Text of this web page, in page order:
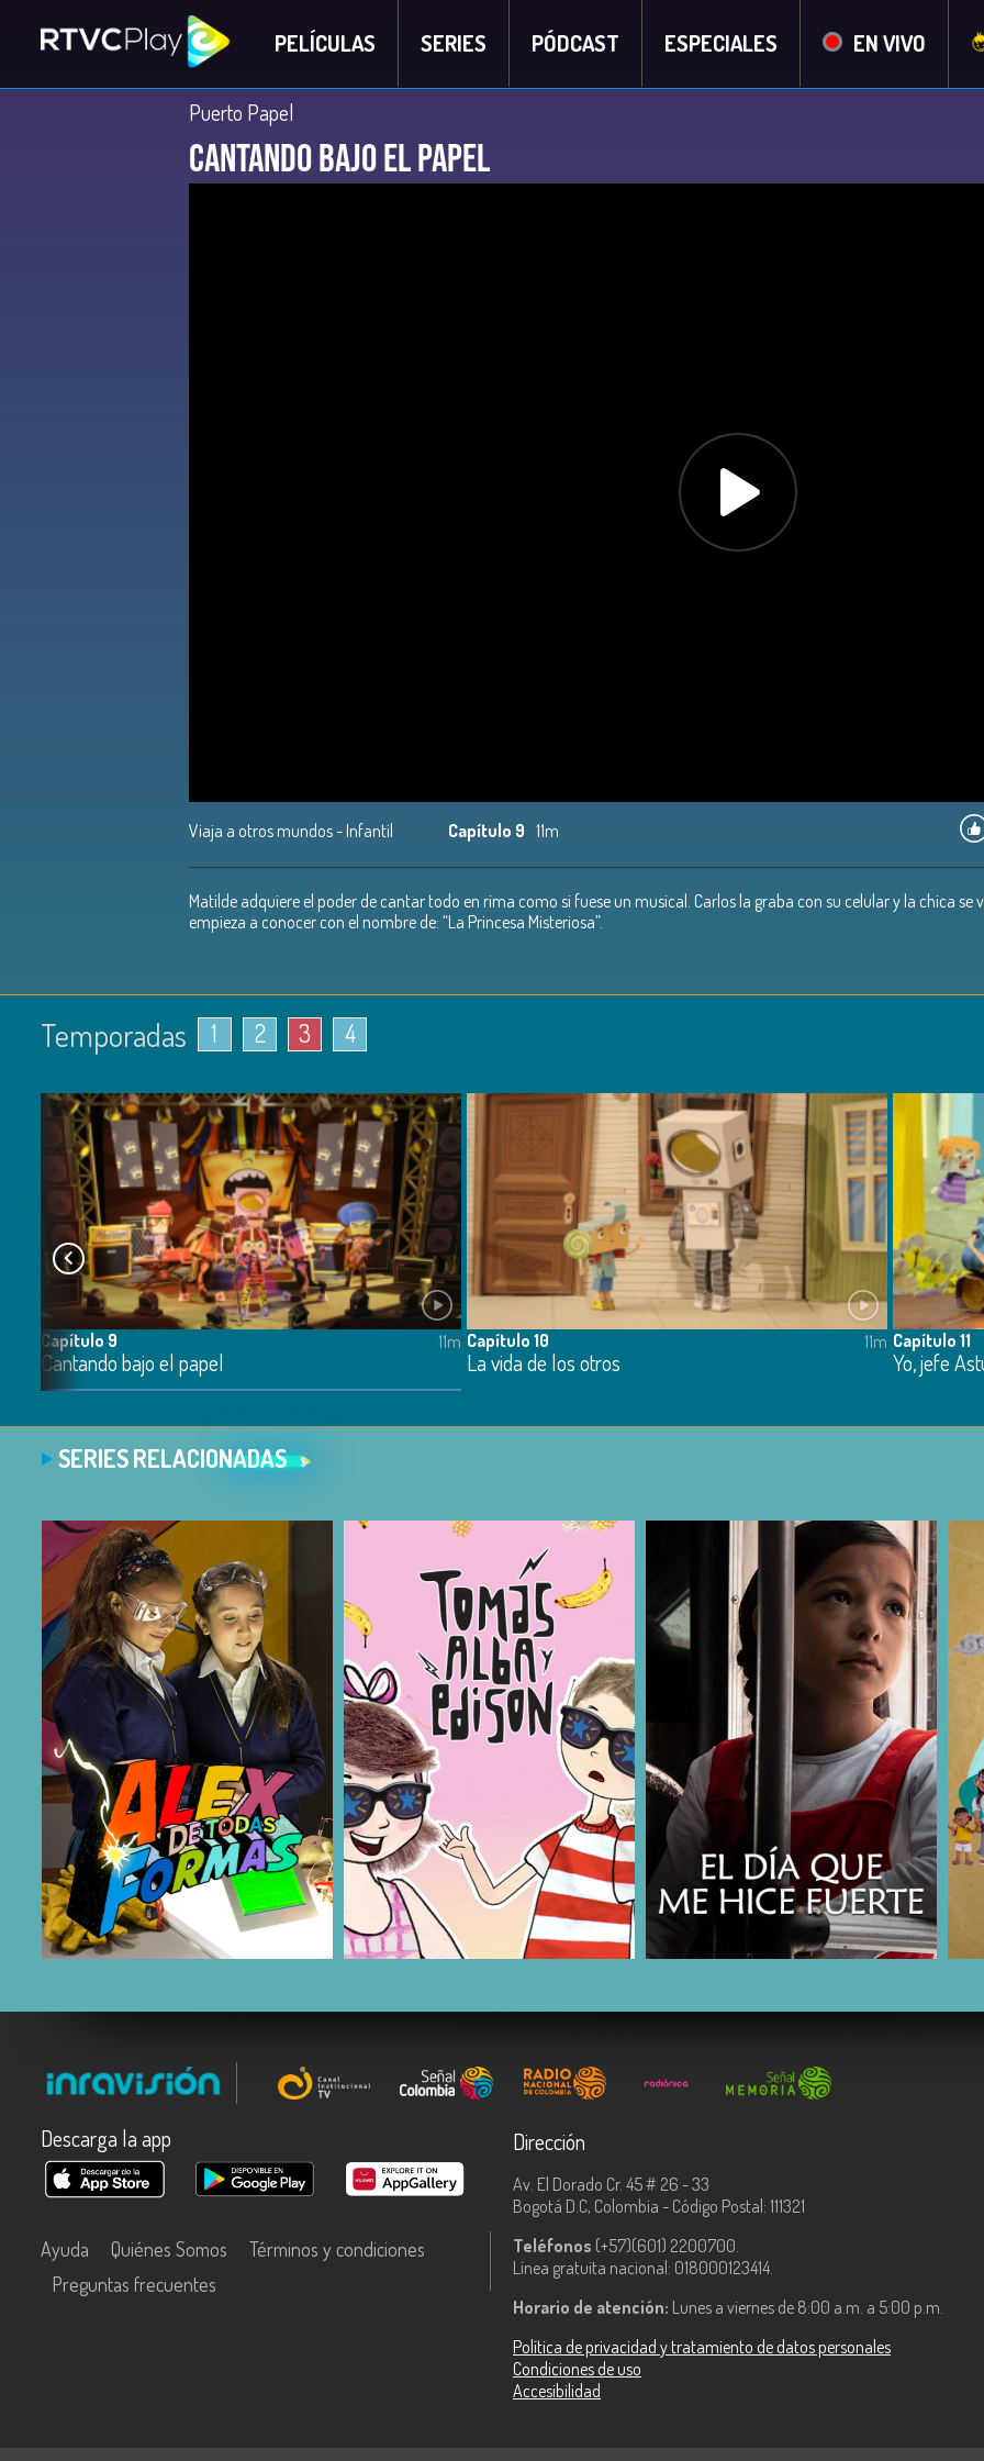
PELÍCULAS SERIES PÓDCAST ESPECIALES EN VIVO
Puerto Papel
Cantando bajo el papel
Viaja a otros mundos - Infantil Capítulo 9 11m
Matilde adquiere el poder de cantar todo en rima como si fuese un musical. Carlos la graba con su celular y la chica se
empieza a conocer con el nombre de: “La Princesa Misteriosa”.
Temporadas 1 2 3 4
Capítulo 9
Cantando bajo el papel
11m Capítulo 10
La vida de los otros
11m Capítulo 11
Yo, jefe
SERIES RELACIONADAS
COMPARTIR COMPARTIR COMPARTIR
Descarga la app
Ayuda Quiénes Somos
Términos y condiciones
Preguntas frecuentes
Dirección
Av. El Dorado Cr. 45 # 26 - 33
Bogotá D.C, Colombia - Código Postal: 111321
Teléfonos (+57)(601) 2200700.
Línea gratuita nacional: 018000123414.
Horario de atención: Lunes a viernes de 8:00 a.m. a 5:00 p.m.
Política de privacidad y tratamiento de datos personales
Condiciones de uso
Accesibilidad